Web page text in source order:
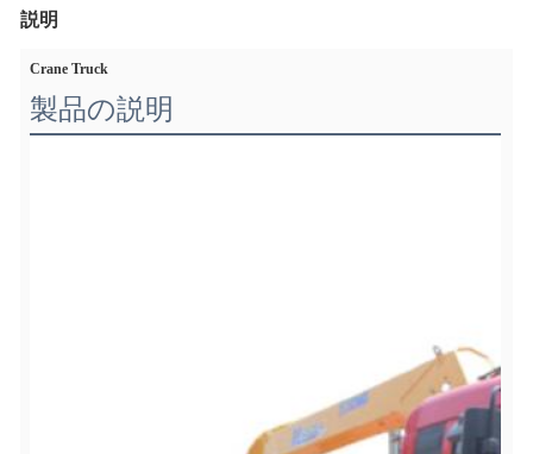
説明
Crane Truck
製品の説明